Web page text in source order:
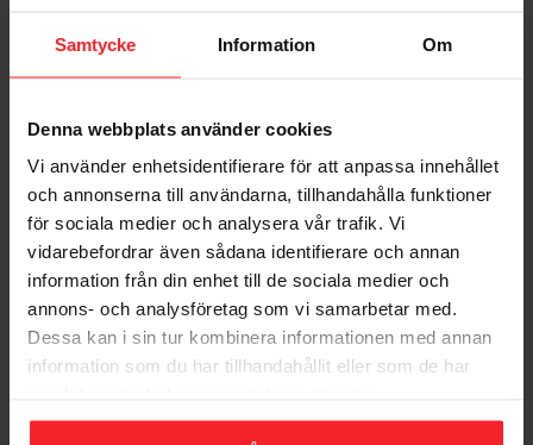
Samtycke Information Om
Denna webbplats använder cookies
Vi använder enhetsidentifierare för att anpassa innehållet
och annonserna till användarna, tillhandahålla funktioner
för sociala medier och analysera vår trafik. Vi
vidarebefordrar även sådana identifierare och annan
information från din enhet till de sociala medier och
annons- och analysföretag som vi samarbetar med.
Dessa kan i sin tur kombinera informationen med annan
information som du har tillhandahållit eller som de har
Bedømmelser
Dig
Bliv den første, der giver en bedømmelse.